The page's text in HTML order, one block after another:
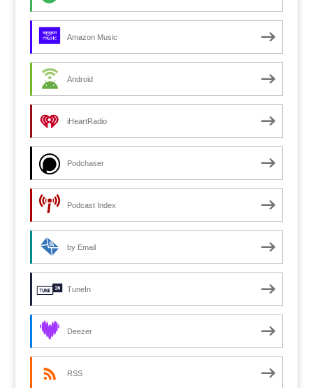
Amazon Music
Android
iHeartRadio
Podchaser
Podcast Index
by Email
TuneIn
Deezer
RSS